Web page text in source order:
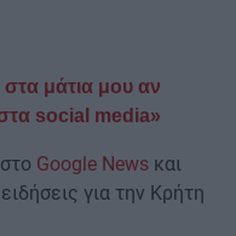
μάτια μου αν
social media»
Google News και
για την Κρήτη